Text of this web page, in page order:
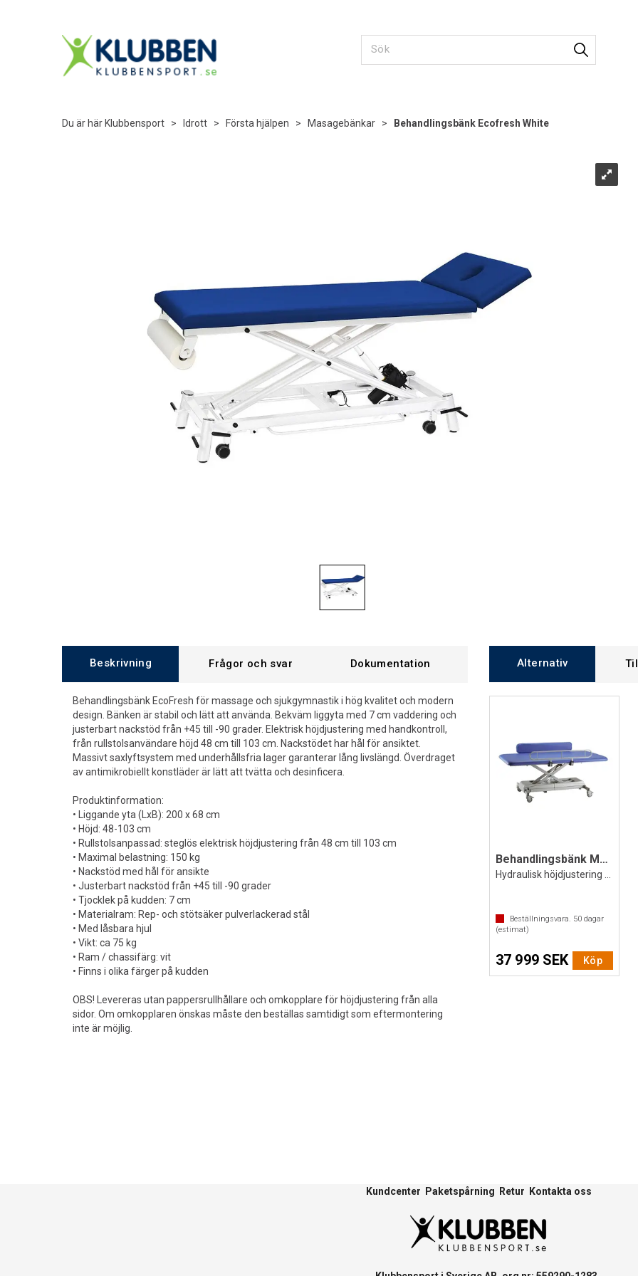
Du är här Klubbensport > Idrott > Första hjälpen > Masagebänkar > Behandlingsbänk Ecofresh White
Beskrivning Frågor och svar Dokumentation
Behandlingsbänk EcoFresh för massage och sjukgymnastik i hög kvalitet och modern
design. Bänken är stabil och lätt att använda. Bekväm liggyta med 7 cm vaddering och
justerbart nackstöd från +45 till -90 grader. Elektrisk höjdjustering med handkontroll,
från rullstolsanvändare höjd 48 cm till 103 cm. Nackstödet har hål för ansiktet.
Massivt saxlyftsystem med underhållsfria lager garanterar lång livslängd. Överdraget
av antimikrobiellt konstläder är lätt att tvätta och desinficera.
Produktinformation:
• Liggande yta (LxB): 200 x 68 cm
• Höjd: 48-103 cm
• Rullstolsanpassad: steglös elektrisk höjdjustering från 48 cm till 103 cm
• Maximal belastning: 150 kg
• Nackstöd med hål för ansikte
• Justerbart nackstöd från +45 till -90 grader
• Tjocklek på kudden: 7 cm
• Materialram: Rep- och stötsäker pulverlackerad stål
• Med låsbara hjul
• Vikt: ca 75 kg
• Ram / chassifärg: vit
• Finns i olika färger på kudden
OBS! Levereras utan pappersrullhållare och omkopplare för höjdjustering från alla
sidor. Om omkopplaren önskas måste den beställas samtidigt som eftermontering
inte är möjlig.
Alternativ
Behandlingsbänk Mona 200x100 cm
Beställningsvara. 50 dagar
(estimat)
37 999 SEK Köp
Kundcenter Paketspårning Retur Kontakta oss